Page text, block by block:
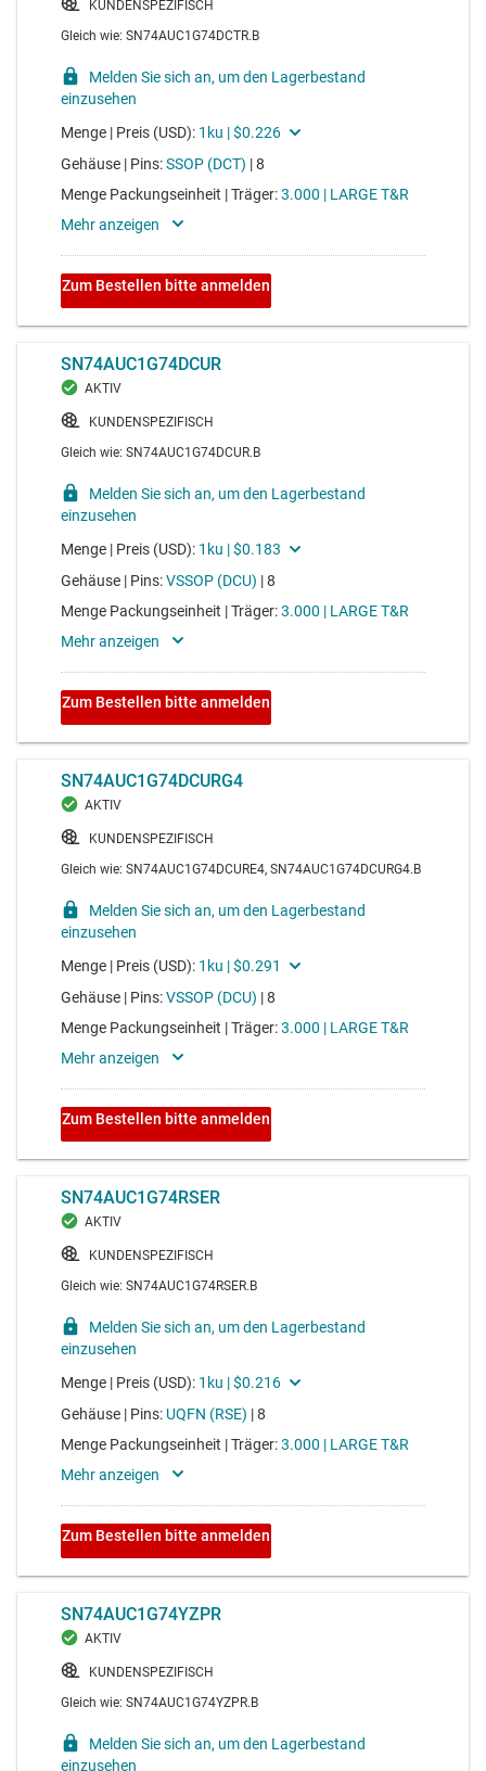
SN74AUP3G14
3-Kanal-, 0,8-V- bis 3,6-V-Inverter mit geringem
Stromverbrauch und Schmitt-Auslöser-Eingängen
Voltage range 0.8V to 3.6V, average propagation delay
8ns, average drive strength 4mA
SN74AUP2G126
2-Kanal, 0,8-V- bis 3,6-V-Puffer mit Tri-State-Ausgängen
Voltage range 0.8V to 3.6V, average propagation delay
8ns, average drive strength 4mA
SN74AUP2G240
2-Kanal, 0,8-V- bis 3,6-V-Wechselrichter mit Tri-State-
Ausgängen mit geringem Stromverbrauch
Voltage range 0.8V to 3.6V, average propagation delay
SN74AUP2G08
UND-Gatter (< 1uA) mit geringem Stromverbrauch, 2
Kanäle, 2 Eingänge, 0,8 V bis 3,6 V
Voltage range 0.8V to 3.6V, average propagation delay
8ns, average drive strength 4mA
SN74LVC2G74
Einfach-Flipflop (Typ D) mit positiver Flankensteuerung,
5.5ns, average drive strength 24mA
SN74AUP2G125
2-Kanal, 0,8-V- bis 3,6-V-Puffer mit Tri-State-Ausgängen
Voltage range 0.8V to 3.6V, average propagation delay
SN74AUP2G241
2-Kanal, 0,8-V- bis 3,6-V-Puffer mit Tri-State-Ausgängen
und geringem Stromverbrauch
Voltage range 0.8V to 3.6V, average propagation delay
8ns, average drive strength 4mA
SN74AUP3G04
3-Kanal, 0,8 V bis 3,6 V-Inverter mit geringem
Stromverbrauch
Voltage range 0.8V to 3.6V, average propagation delay
SN74AUP1G74
Energieeffizienter Einzelflipflop, Typ D, positive
Flankenauslösung
Voltage range 0.8V to 3.6V, average propagation delay
8ns, average drive strength 4mA
SN74LVC1G74
Einfach-Flipflop (Typ D) mit positiver Flankensteuerung,
Clear und Preset